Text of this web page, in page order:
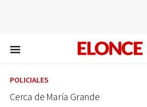
POLICIALES
Cerca de María Grande